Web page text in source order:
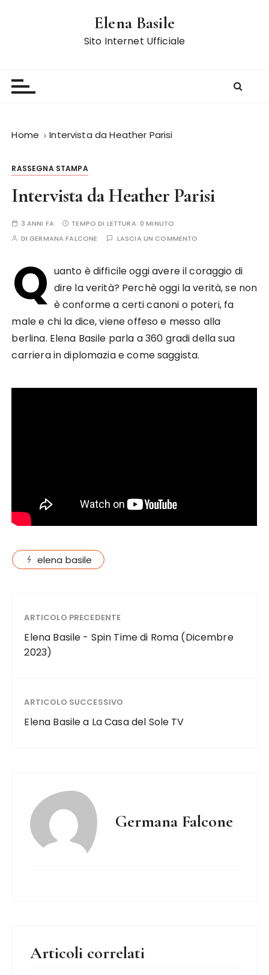
Elena Basile
Sito Internet Ufficiale
Home Intervista da Heather Parisi
RASSEGNA STAMPA
Intervista da Heather Parisi
3 ANNI FA TEMPO DI LETTURA: 0 MINUTO
DIGERMANA FALCONE LASCIA UN COMMENTO
Q uanto è difficile oggi avere il coraggio di
dire la verità? Perchè oggi la verità, se non
è conforme a certi canoni o poteri, fa
male e chi la dice, viene offeso e messo alla
berlina. Elena Basile parla a 360 gradi della sua
carriera in diplomazia e come saggista.
elena basile
ARTICOLO PRECEDENTE
Elena Basile - Spin Time di Roma (Dicembre
2023)
ARTICOLO SUCCESSIVO
Elena Basile a La Casa del Sole TV
Germana Falcone
Articoli correlati